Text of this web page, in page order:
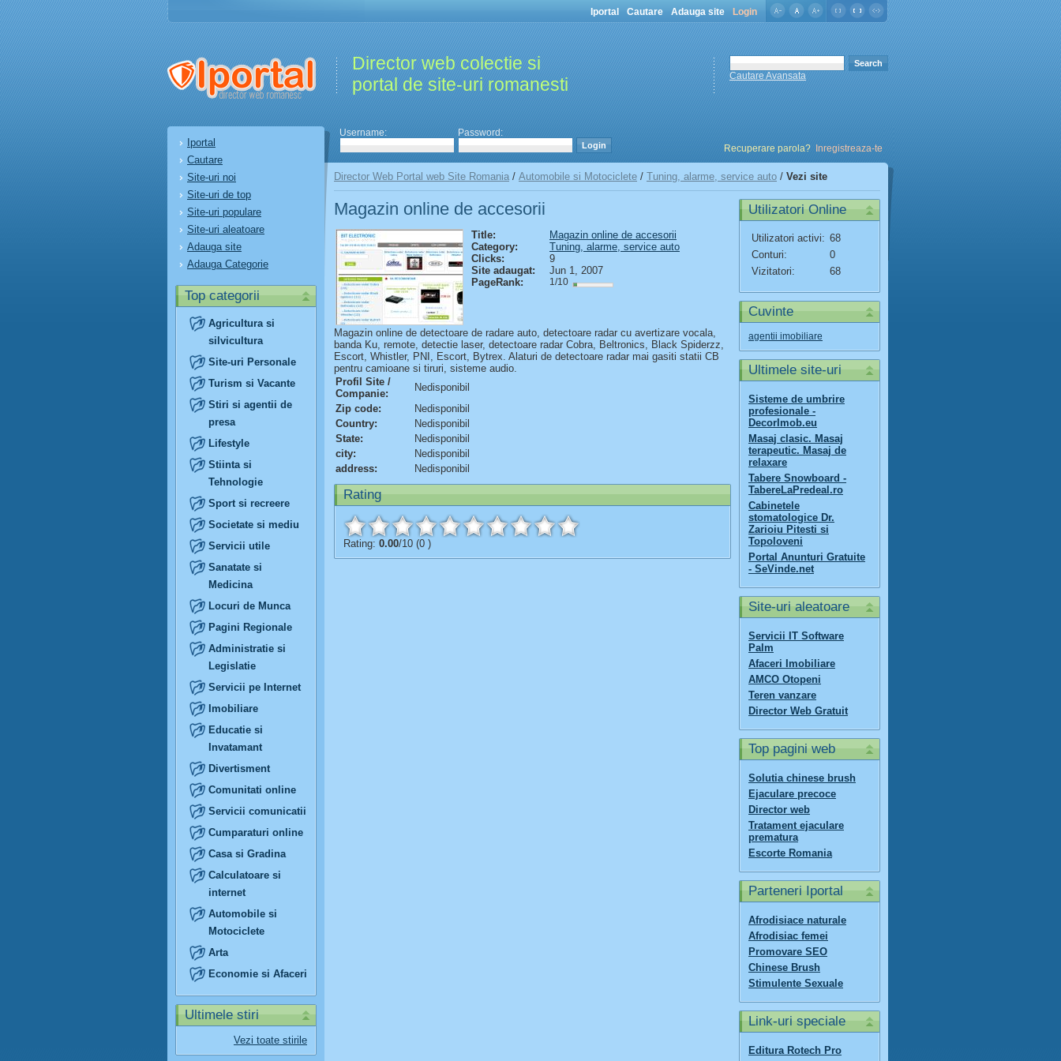
Iportal Cautare Adauga site Login
Director web colectie si
portal de site-uri romanesti
Cautare Avansata
Iportal
Cautare
Site-uri noi
Site-uri de top
Site-uri populare
Site-uri aleatoare
Adauga site
Adauga Categorie
Top categorii
Agricultura si
silvicultura
Site-uri Personale
Turism si Vacante
Stiri si agentii de
presa
Lifestyle
Stiinta si
Tehnologie
Sport si recreere
Societate si mediu
Servicii utile
Sanatate si
Medicina
Locuri de Munca
Pagini Regionale
Administratie si
Legislatie
Servicii pe Internet
Imobiliare
Educatie si
Invatamant
Divertisment
Comunitati online
Servicii comunicatii
Cumparaturi online
Casa si Gradina
Calculatoare si
internet
Automobile si
Motociclete
Arta
Economie si Afaceri
Ultimele stiri
Vezi toate stirile
Username:
Password:
Recuperare parola?
Inregistreaza-te
Director Web Portal web Site Romania / Automobile si Motociclete / Tuning, alarme, service auto / Vezi site
Magazin online de accesorii
Title:
Magazin online de accesorii
Category:
Tuning, alarme, service auto
Clicks:
9
Site adaugat:
Jun 1, 2007
PageRank:
1/10
Magazin online de detectoare de radare auto, detectoare radar cu avertizare vocala,
banda Ku, remote, detectie laser, detectoare radar Cobra, Beltronics, Black Spiderzz,
Escort, Whistler, PNI, Escort, Bytrex. Alaturi de detectoare radar mai gasiti statii CB
pentru camioane si tiruri, sisteme audio.
Profil Site /
Companie:
Nedisponibil
Zip code:
Nedisponibil
Country:
Nedisponibil
State:
Nedisponibil
city:
Nedisponibil
address:
Nedisponibil
Rating
Rating: 0.00/10 (0 )
Utilizatori Online
Utilizatori activi: 68
Conturi:
0
Vizitatori:
68
Cuvinte
agentii imobiliare
Ultimele site-uri
Sisteme de umbrire
profesionale -
DecorImob.eu
Masaj clasic. Masaj
terapeutic. Masaj de
relaxare
Tabere Snowboard -
TabereLaPredeal.ro
Cabinetele
stomatologice Dr.
Zarioiu Pitesti si
Topoloveni
Portal Anunturi Gratuite
- SeVinde.net
Site-uri aleatoare
Servicii IT Software
Palm
Afaceri Imobiliare
AMCO Otopeni
Teren vanzare
Director Web Gratuit
Top pagini web
Solutia chinese brush
Ejaculare precoce
Director web
Tratament ejaculare
prematura
Escorte Romania
Parteneri Iportal
Afrodisiace naturale
Afrodisiac femei
Promovare SEO
Chinese Brush
Stimulente Sexuale
Link-uri speciale
Editura Rotech Pro